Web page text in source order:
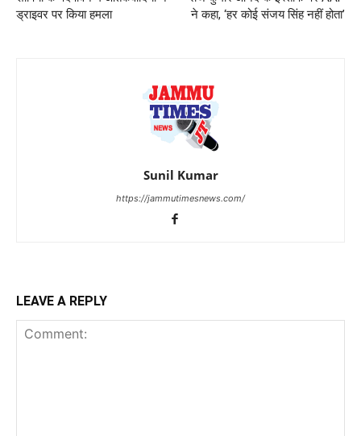
ड्राइवर पर किया हमला
ने कहा, ‘हर कोई संजय सिंह नहीं होता’
Sunil Kumar
https://jammutimesnews.com/
LEAVE A REPLY